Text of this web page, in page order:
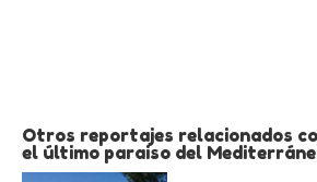
Otros reportajes relacionados
el último paraiso del